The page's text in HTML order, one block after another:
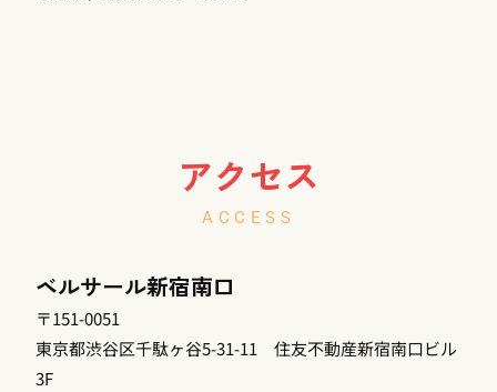
アクセス
ACCESS
ベルサール新宿南口
〒151-0051
東京都渋谷区千駄ヶ谷5-31-11 住友不動産新宿南口ビル
3F